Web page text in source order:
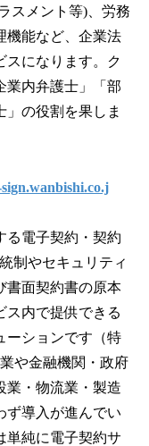
スメント等)、労務
機能など、企業法
スになります。ク
業内弁護士」「部
の役割を果しま
電子契約・契約
制やセキュリティ
書面契約書の原本
ス内で提供できる
ーションです（特
や金融機関・政府
業・物流業・製造
ず導入が進んでい
単純に電子契約サ